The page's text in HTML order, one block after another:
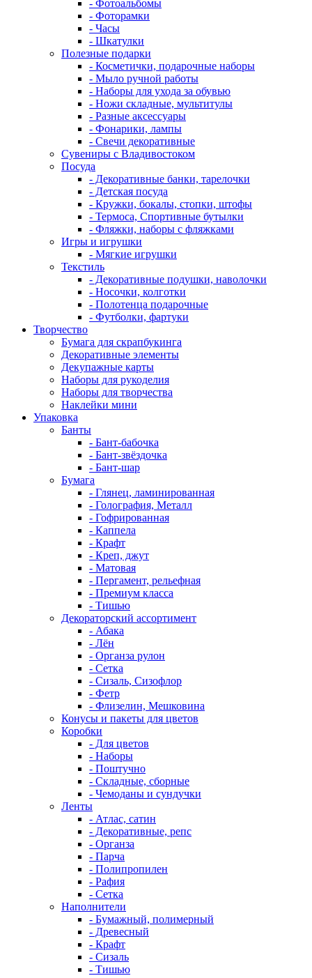
- Фотоальбомы
- Фоторамки
- Часы
- Шкатулки
Полезные подарки
- Косметички, подарочные наборы
- Мыло ручной работы
- Наборы для ухода за обувью
- Ножи складные, мультитулы
- Разные аксессуары
- Фонарики, лампы
- Свечи декоративные
Сувениры с Владивостоком
Посуда
- Декоративные банки, тарелочки
- Детская посуда
- Кружки, бокалы, стопки, штофы
- Термоса, Спортивные бутылки
- Фляжки, наборы с фляжками
Игры и игрушки
- Мягкие игрушки
Текстиль
- Декоративные подушки, наволочки
- Носочки, колготки
- Полотенца подарочные
- Футболки, фартуки
Творчество
Бумага для скрапбукинга
Декоративные элементы
Декупажные карты
Наборы для рукоделия
Наборы для творчества
Наклейки мини
Упаковка
Банты
- Бант-бабочка
- Бант-звёздочка
- Бант-шар
Бумага
- Глянец, ламинированная
- Голография, Металл
- Гофрированная
- Каппела
- Крафт
- Креп, джут
- Матовая
- Пергамент, рельефная
- Премиум класса
- Тишью
Декораторский ассортимент
- Абака
- Лён
- Органза рулон
- Сетка
- Сизаль, Сизофлор
- Фетр
- Флизелин, Мешковина
Конусы и пакеты для цветов
Коробки
- Для цветов
- Наборы
- Поштучно
- Складные, сборные
- Чемоданы и сундучки
Ленты
- Атлас, сатин
- Декоративные, репс
- Органза
- Парча
- Полипропилен
- Рафия
- Сетка
Наполнители
- Бумажный, полимерный
- Древесный
- Крафт
- Сизаль
- Тишью